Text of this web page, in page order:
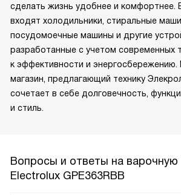
сделать жизнь удобнее и комфортнее.
входят холодильники, стиральные
посудомоечные машины и другие
разработанные с учетом современных
к эффективности и
магазин, предлагающий технику
сочетает в себе долговечность,
и стиль.
Вопросы и ответы на варочную
Electrolux GPE363RBB